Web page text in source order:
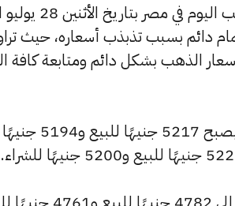
دائم بسبب تذبذب أسعاره، حيث
365 بتغطية أسعار الذهب بشكل دائم